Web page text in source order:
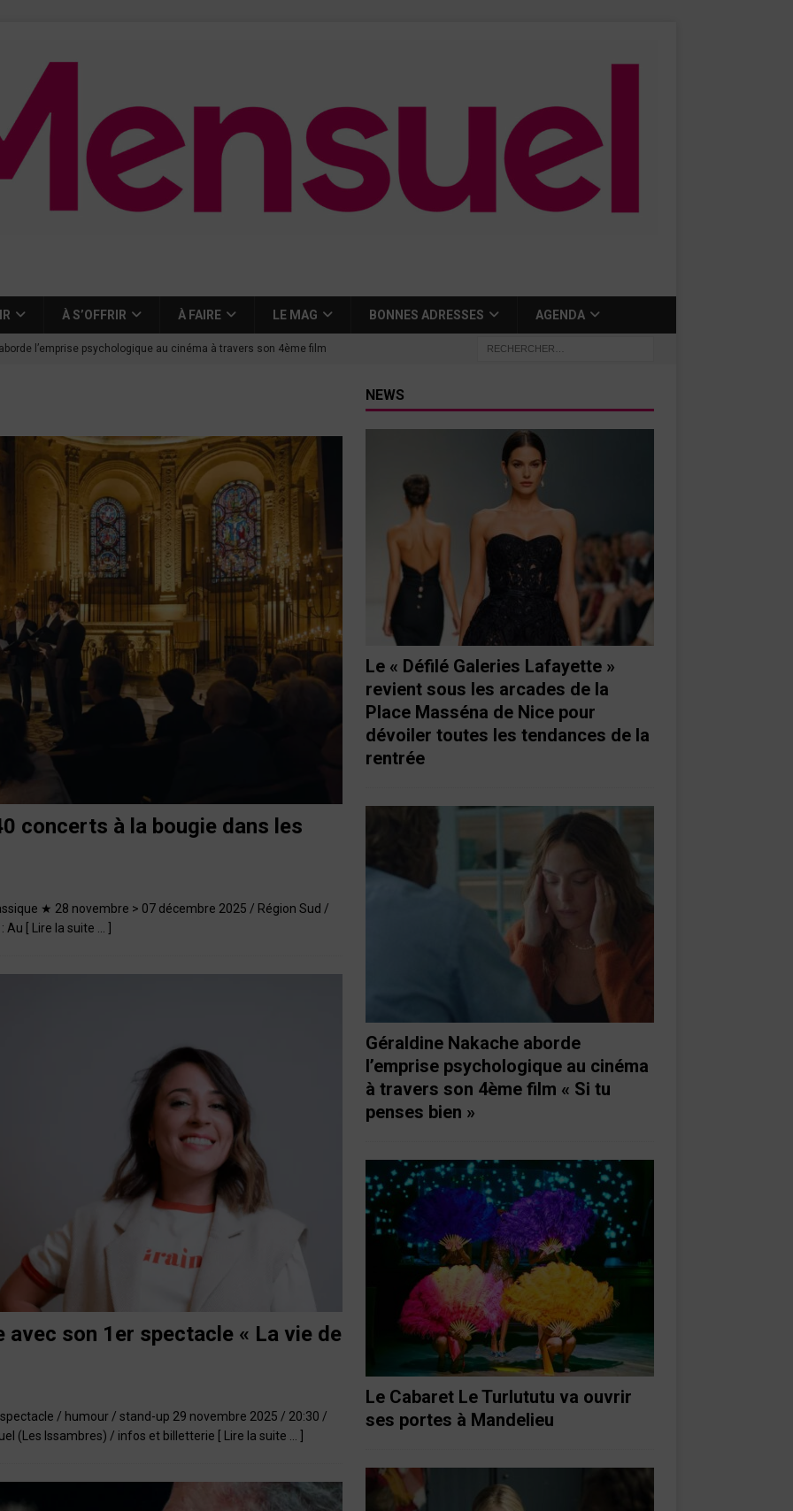
À S’OFFRIR À FAIRE LE MAG BONNES ADRESSES AGENDA
l’emprise psychologique au cinéma à travers son 4ème film
va ouvrir ses portes à Mandelieu
Thierry dévoilent au cinéma ce que devient « La vie d’une
autres CINÉMA
de Nice au cœur de l’hôtel Holiday Inn mise sur le charme, la
italiennes BONNES TABLES
Lafayette » revient sous les arcades de la Place Masséna de Nice
la rentrée EVENTS
concerts à la bougie dans les
★ 28 novembre > 07 décembre 2025 / Région Sud /
Au
[ Lire la suite … ]
avec son 1er spectacle « La vie de
/ humour / stand-up 29 novembre 2025 / 20:30 /
(Les Issambres) / infos et billetterie
[ Lire la suite … ]
NEWS
Le « Défilé Galeries Lafayette »
revient sous les arcades de la
Place Masséna de Nice pour
dévoiler toutes les tendances de la
rentrée
Géraldine Nakache aborde
l’emprise psychologique au cinéma
à travers son 4ème film « Si tu
penses bien »
Le Cabaret Le Turlututu va ouvrir
ses portes à Mandelieu